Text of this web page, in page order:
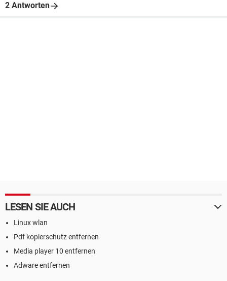
2 Antworten
LESEN SIE AUCH
Linux wlan
Pdf kopierschutz entfernen
Media player 10 entfernen
Adware entfernen